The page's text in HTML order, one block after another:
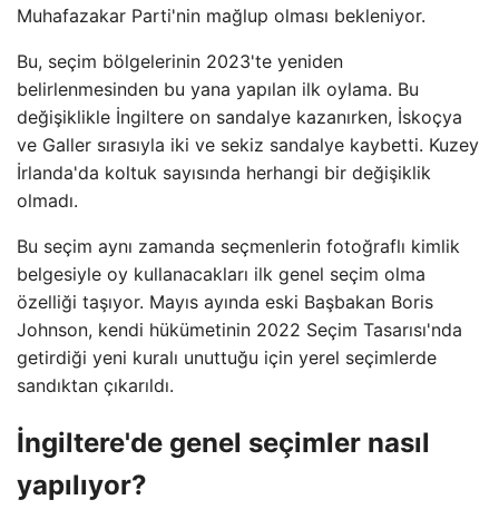
Muhafazakar Parti'nin mağlup olması bekleniyor.
Bu, seçim bölgelerinin 2023'te yeniden
belirlenmesinden bu yana yapılan ilk oylama. Bu
değişiklikle İngiltere on sandalye kazanırken, İskoçya
ve Galler sırasıyla iki ve sekiz sandalye kaybetti. Kuzey
İrlanda'da koltuk sayısında herhangi bir değişiklik
olmadı.
Bu seçim aynı zamanda seçmenlerin fotoğraflı kimlik
belgesiyle oy kullanacakları ilk genel seçim olma
özelliği taşıyor. Mayıs ayında eski Başbakan Boris
Johnson, kendi hükümetinin 2022 Seçim Tasarısı'nda
getirdiği yeni kuralı unuttuğu için yerel seçimlerde
sandıktan çıkarıldı.
İngiltere'de genel seçimler nasıl
yapılıyor?